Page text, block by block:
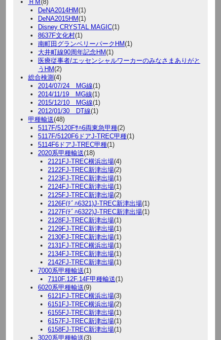
ＨＭ(8)
DeNA2014HM(1)
DeNA2015HM(1)
Disney CRYSTAL MAGIC(1)
8637F文化村(1)
南町田グランベリーパークHM(1)
大井町線90周年記念HM(1)
医療従事者/エッセンシャルワーカーのみなさまありがと
うHM(2)
総合検測(4)
2014/07/24 MG線(1)
2014/11/19 MG線(1)
2015/12/10 MG線(1)
2012/01/30 DT線(1)
甲種輸送(48)
5117F/5120Fｻﾊ6両東急甲種(2)
5117F/5120F6ドアJ-TREC甲種(1)
5114F6ドアJ-TREC甲種(1)
2020系甲種輸送(18)
2121FJ-TREC横浜出場(4)
2122FJ-TREC新津出場(2)
2123FJ-TREC新津出場(1)
2124FJ-TREC新津出場(1)
2125FJ-TREC新津出場(2)
2126F(ﾃﾞﾊ6321)J-TREC新津出場(1)
2127F(ﾃﾞﾊ6322)J-TREC新津出場(1)
2128FJ-TREC新津出場(1)
2129FJ-TREC新津出場(1)
2130FJ-TREC新津出場(1)
2131FJ-TREC横浜出場(1)
2134FJ-TREC新津出場(1)
2142FJ-TREC新津出場(1)
7000系甲種輸送(1)
7110F.12F.14F甲種輸送(1)
6020系甲種輸送(9)
6121FJ-TREC横浜出場(3)
6151FJ-TREC横浜出場(2)
6155FJ-TREC新津出場(1)
6157FJ-TREC新津出場(1)
6158FJ-TREC新津出場(1)
3020系甲種輸送(3)